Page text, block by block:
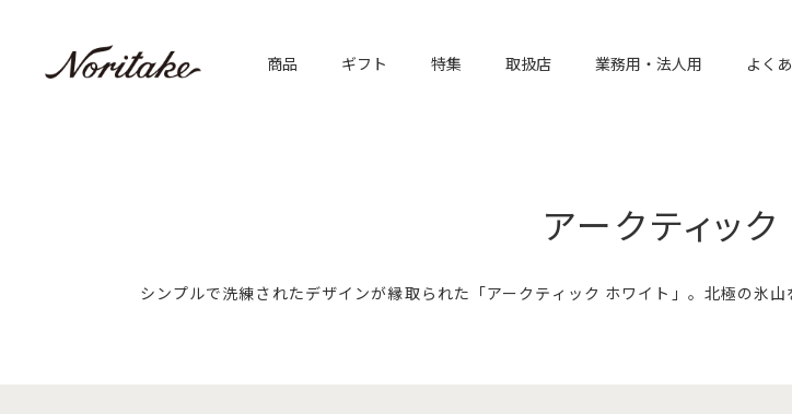
商品 ギフト 特集 取扱店 業務用・法人用 よく
アークティック
シンプルで洗練されたデザインが縁取られた「アークティック ホワイト」。北極の氷